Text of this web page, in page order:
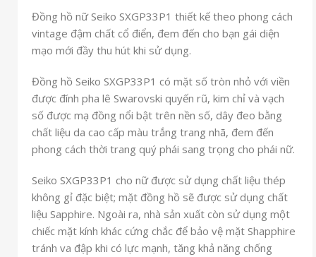
Đồng hồ nữ Seiko SXGP33P1 thiết kế theo phong cách
vintage đậm chất cổ điển, đem đến cho bạn gái diện
mạo mới đầy thu hút khi sử dụng.
Đồng hồ Seiko SXGP33P1 có mặt số tròn nhỏ với viền
được đính pha lê Swarovski quyến rũ, kim chỉ và vạch
số được mạ đồng nổi bật trên nền số, dây đeo bằng
chất liệu da cao cấp màu trắng trang nhã, đem đến
phong cách thời trang quý phái sang trọng cho phái nữ.
Seiko SXGP33P1 cho nữ được sử dụng chất liệu thép
không gỉ đặc biệt; mặt đồng hồ sẽ được sử dụng chất
liệu Sapphire. Ngoài ra, nhà sản xuất còn sử dụng một
chiếc mặt kính khác cứng chắc để bảo vệ mặt Shapphire
tránh va đập khi có lực mạnh, tăng khả năng chống